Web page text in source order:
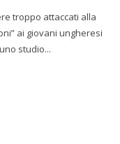
troppo attaccati alla
ai giovani ungheresi
Secondo uno studio...